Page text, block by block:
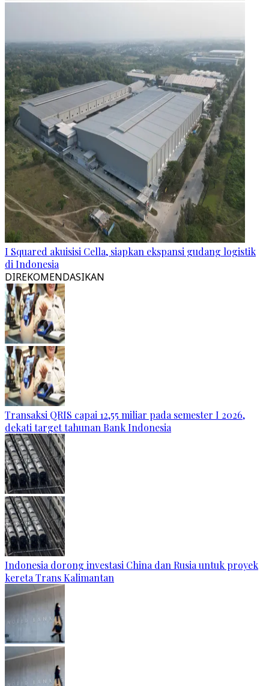
I Squared akuisisi Cella, siapkan ekspansi gudang logistik
di Indonesia
DIREKOMENDASIKAN
Transaksi QRIS capai 12,55 miliar pada semester I 2026,
dekati target tahunan Bank Indonesia
Indonesia dorong investasi China dan Rusia untuk proyek
kereta Trans Kalimantan